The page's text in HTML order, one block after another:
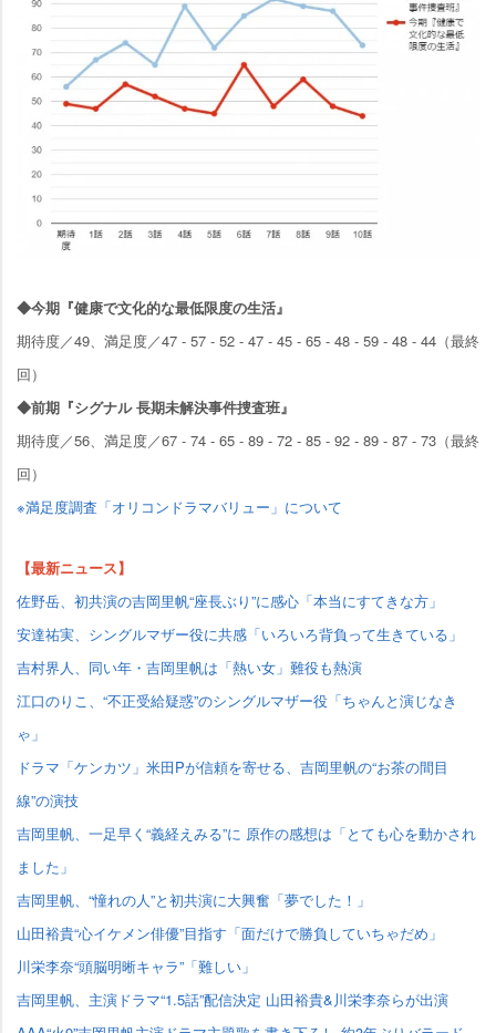
◆今期『健康で文化的な最低限度の生活』
期待度／49、満足度／47 - 57 - 52 - 47 - 45 - 65 - 48 - 59 - 48 - 44（最終
回）
◆前期『シグナル 長期未解決事件捜査班』
期待度／56、満足度／67 - 74 - 65 - 89 - 72 - 85 - 92 - 89 - 87 - 73（最終
回）
※満足度調査「オリコンドラマバリュー」について
【最新ニュース】
佐野岳、初共演の吉岡里帆“座長ぶり”に感心「本当にすてきな方」
安達祐実、シングルマザー役に共感「いろいろ背負って生きている」
吉村界人、同い年・吉岡里帆は「熱い女」難役も熱演
江口のりこ、“不正受給疑惑”のシングルマザー役「ちゃんと演じなき
ゃ」
ドラマ「ケンカツ」米田Pが信頼を寄せる、吉岡里帆の“お茶の間目
線”の演技
吉岡里帆、一足早く“義経えみる”に 原作の感想は「とても心を動かされ
ました」
吉岡里帆、“憧れの人”と初共演に大興奮「夢でした！」
山田裕貴“心イケメン俳優”目指す「面だけで勝負していちゃだめ」
川栄李奈“頭脳明晰キャラ”「難しい」
吉岡里帆、主演ドラマ“1.5話”配信決定 山田裕貴&川栄李奈らが出演